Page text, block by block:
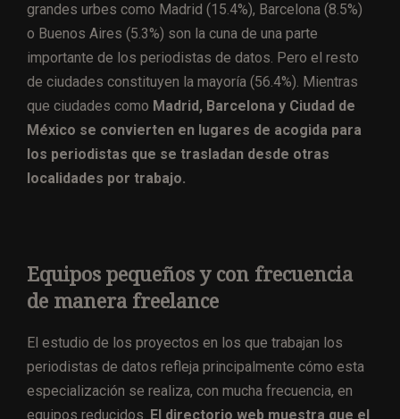
grandes urbes como Madrid (15.4%), Barcelona (8.5%)
o Buenos Aires (5.3%) son la cuna de una parte
importante de los periodistas de datos. Pero el resto
de ciudades constituyen la mayoría (56.4%). Mientras
que ciudades como Madrid, Barcelona y Ciudad de
México se convierten en lugares de acogida para
los periodistas que se trasladan desde otras
localidades por trabajo.
Equipos pequeños y con frecuencia
de manera freelance
El estudio de los proyectos en los que trabajan los
periodistas de datos refleja principalmente cómo esta
especialización se realiza, con mucha frecuencia, en
equipos reducidos. El directorio web muestra que el